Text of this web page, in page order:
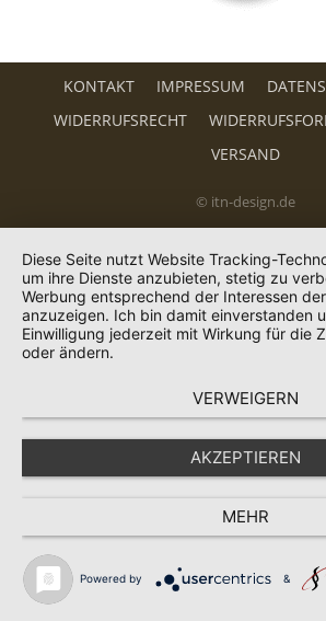
KONTAKT IMPRESSUM
WIDERRUFSRECHT
VERSAND
© itn-design.de
Diese Seite nutzt Website Tracking-
um ihre Dienste anzubieten, stetig zu
Werbung entsprechend der Interessen
anzuzeigen. Ich bin damit einverstanden
Einwilligung jederzeit mit Wirkung für die
oder ändern.
VERWEIGERN
AKZEPTIEREN
MEHR
Powered by &